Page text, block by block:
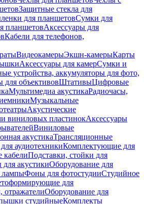
Защитные стекла для
для планшетовСумки для
планшетовАксессуары для
Кабели для телефонов,
ВидеокамерыЭкшн-камерыКарты
Аксессуары для камерСумки и
устройства, аккумуляторы для фото,
для объективовШтативыЦифровые
Мультимедиа акустикаРадиочасы,
Музыкальные
Акустические
виниловых пластинокАксессуары
Виниловые
акустикаТрансляционные
аудиотехникиКомплектующие для
кабелиПодставки, стойки для
акустикиОборудование для
лампыФоны для фотостудииСтудийное
для
отражателиОборудование для
студийныеКомплекты